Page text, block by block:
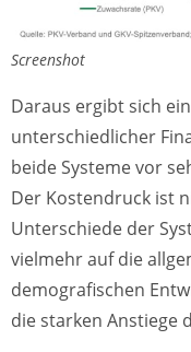
Screenshot
Daraus ergibt sich
unterschiedlicher
beide Systeme vor
Der Kostendruck ist
Unterschiede der
vielmehr auf die
demografischen
die starken Anstiege